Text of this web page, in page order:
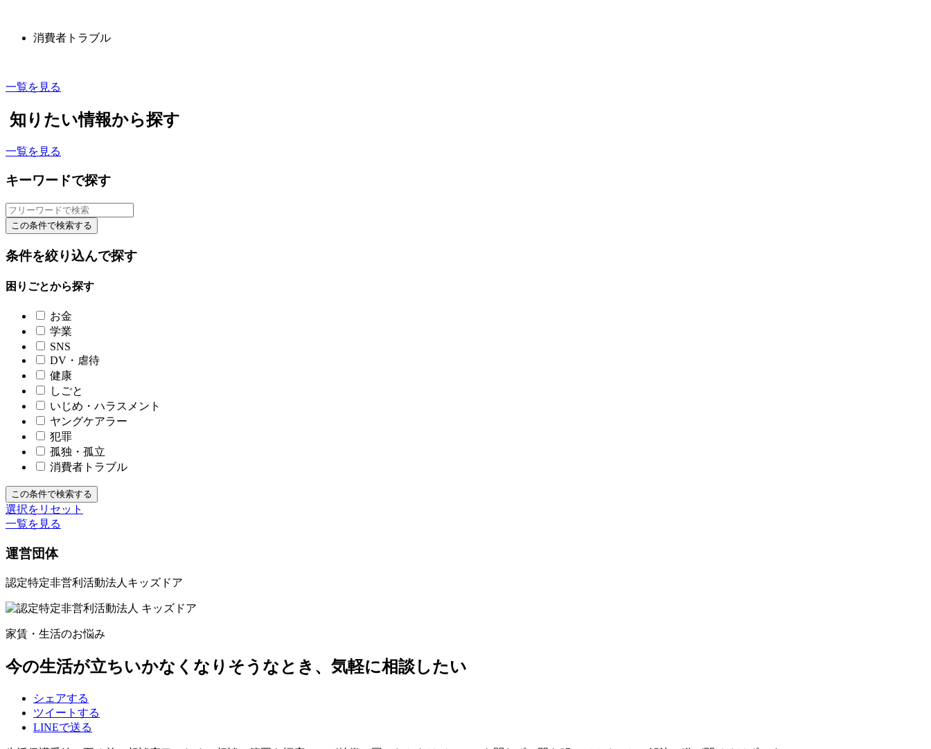
消費者トラブル
一覧を見る
知りたい情報から探す
一覧を見る
キーワードで探す
この条件で検索する
条件を絞り込んで探す
困りごとから探す
お金
学業
SNS
DV・虐待
健康
しごと
いじめ・ハラスメント
ヤングケアラー
犯罪
孤独・孤立
消費者トラブル
この条件で検索する
選択をリセット
一覧を見る
運営団体
認定特定非営利活動法人 キッズドア
家賃・生活のお悩み
今の生活が立ちいかなくなりそうなとき、気軽に相談したい
シェアする
ツイート する
LINEで送る